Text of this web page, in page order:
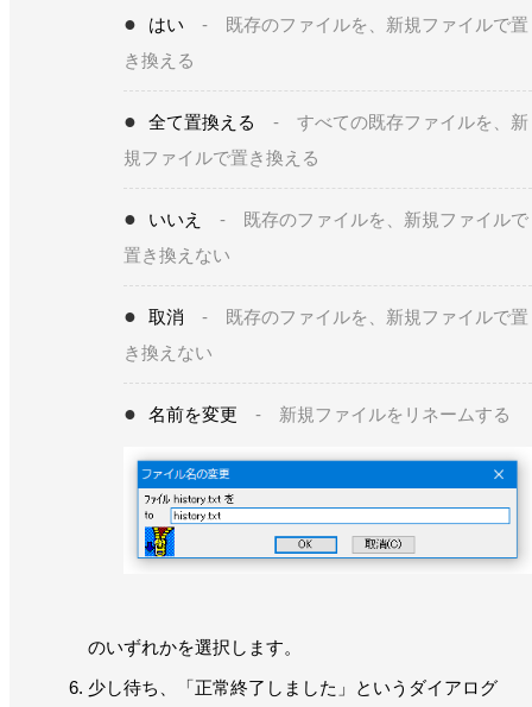
はい - 既存のファイルを、新規ファイルで置
き換える
全て置換える - すべての既存ファイルを、新
規ファイルで置き換える
いいえ - 既存のファイルを、新規ファイルで
置き換えない
取消 - 既存のファイルを、新規ファイルで置
き換えない
名前を変更 - 新規ファイルをリネームする
のいずれかを選択します。
少し待ち、「正常終了しました」というダイアログ